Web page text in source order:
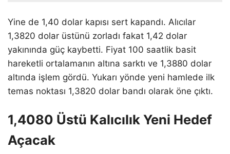
Yine de 1,40 dolar kapısı sert kapandı. Alıcılar
1,3820 dolar üstünü zorladı fakat 1,42 dolar
yakınında güç kaybetti. Fiyat 100 saatlik basit
hareketli ortalamanın altına sarktı ve 1,3880 dolar
altında işlem gördü. Yukarı yönde yeni hamlede ilk
temas noktası 1,3820 dolar bandı olarak öne çıktı.
1,4080 Üstü Kalıcılık Yeni Hedef
Açacak